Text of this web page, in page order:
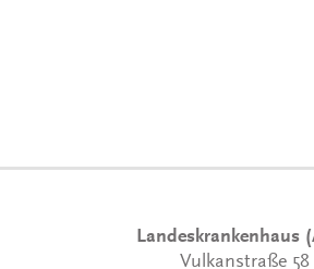
Landeskrankenhaus
Vulkanstraße 58